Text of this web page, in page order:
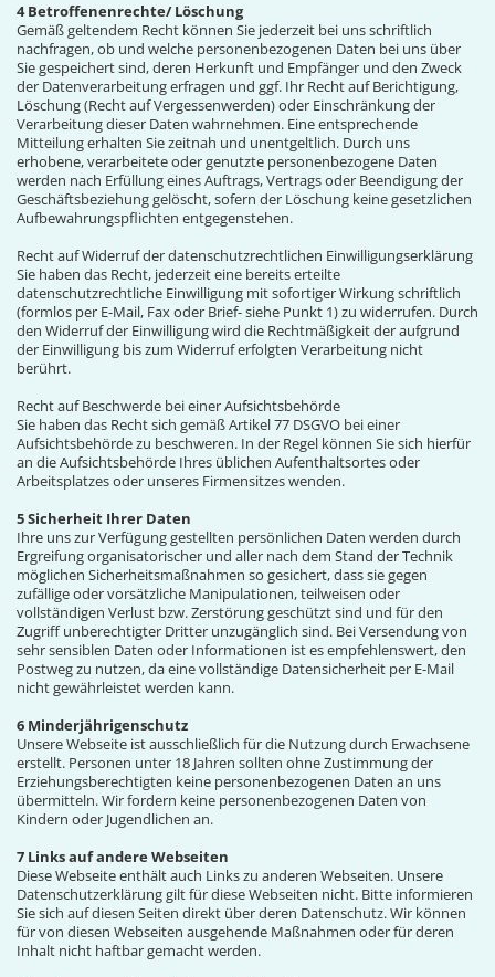
4 Betroffenenrechte/ Löschung
Gemäß geltendem Recht können Sie jederzeit bei uns schriftlich
nachfragen, ob und welche personenbezogenen Daten bei uns über
Sie gespeichert sind, deren Herkunft und Empfänger und den Zweck
der Datenverarbeitung erfragen und ggf. Ihr Recht auf Berichtigung,
Löschung (Recht auf Vergessenwerden) oder Einschränkung der
Verarbeitung dieser Daten wahrnehmen. Eine entsprechende
Mitteilung erhalten Sie zeitnah und unentgeltlich. Durch uns
erhobene, verarbeitete oder genutzte personenbezogene Daten
werden nach Erfüllung eines Auftrags, Vertrags oder Beendigung der
Geschäftsbeziehung gelöscht, sofern der Löschung keine gesetzlichen
Aufbewahrungspflichten entgegenstehen.
Recht auf Widerruf der datenschutzrechtlichen Einwilligungserklärung
Sie haben das Recht, jederzeit eine bereits erteilte
datenschutzrechtliche Einwilligung mit sofortiger Wirkung schriftlich
(formlos per E-Mail, Fax oder Brief- siehe Punkt 1) zu widerrufen. Durch
den Widerruf der Einwilligung wird die Rechtmäßigkeit der aufgrund
der Einwilligung bis zum Widerruf erfolgten Verarbeitung nicht
berührt.
Recht auf Beschwerde bei einer Aufsichtsbehörde
Sie haben das Recht sich gemäß Artikel 77 DSGVO bei einer
Aufsichtsbehörde zu beschweren. In der Regel können Sie sich hierfür
an die Aufsichtsbehörde Ihres üblichen Aufenthaltsortes oder
Arbeitsplatzes oder unseres Firmensitzes wenden.
5 Sicherheit Ihrer Daten
Ihre uns zur Verfügung gestellten persönlichen Daten werden durch
Ergreifung organisatorischer und aller nach dem Stand der Technik
möglichen Sicherheitsmaßnahmen so gesichert, dass sie gegen
zufällige oder vorsätzliche Manipulationen, teilweisen oder
vollständigen Verlust bzw. Zerstörung geschützt sind und für den
Zugriff unberechtigter Dritter unzugänglich sind. Bei Versendung von
sehr sensiblen Daten oder Informationen ist es empfehlenswert, den
Postweg zu nutzen, da eine vollständige Datensicherheit per E-Mail
nicht gewährleistet werden kann.
6 Minderjährigenschutz
Unsere Webseite ist ausschließlich für die Nutzung durch Erwachsene
erstellt. Personen unter 18 Jahren sollten ohne Zustimmung der
Erziehungsberechtigten keine personenbezogenen Daten an uns
übermitteln. Wir fordern keine personenbezogenen Daten von
Kindern oder Jugendlichen an.
7 Links auf andere Webseiten
Diese Webseite enthält auch Links zu anderen Webseiten. Unsere
Datenschutzerklärung gilt für diese Webseiten nicht. Bitte informieren
Sie sich auf diesen Seiten direkt über deren Datenschutz. Wir können
für von diesen Webseiten ausgehende Maßnahmen oder für deren
Inhalt nicht haftbar gemacht werden.